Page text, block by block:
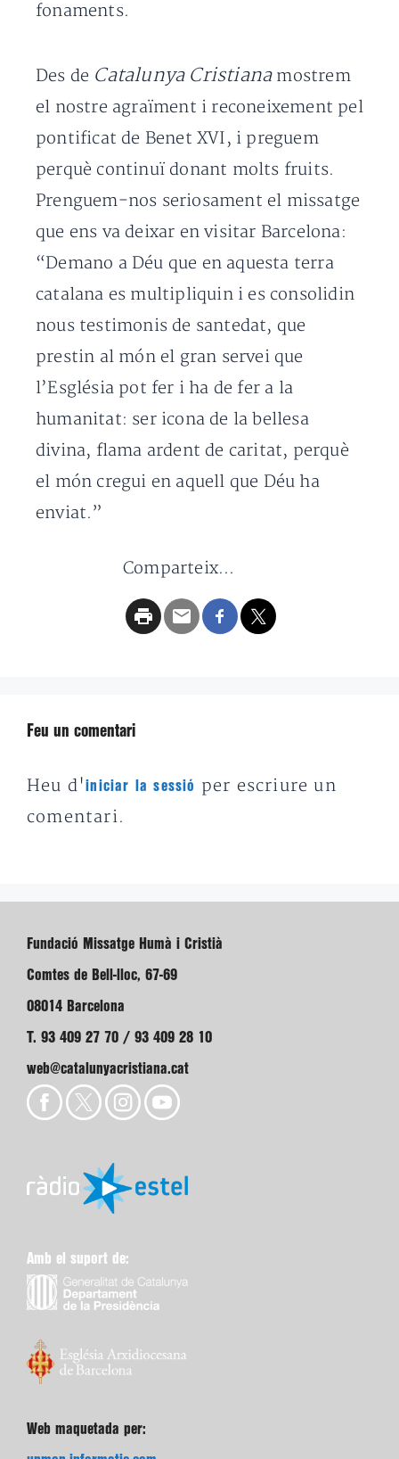
fonaments.
Des de Catalunya Cristianamostrem
el nostre agraïment i reconeixement pel
pontificat de Benet XVI, i preguem
perquè continuï donant molts fruits.
Prenguem-nos seriosament el missatge
que ens va deixar en visitar Barcelona:
“Demano a Déu que en aquesta terra
catalana es multipliquin i es consolidin
nous testimonis de santedat, que
prestin al món el gran servei que
l’Església pot fer i ha de fer a la
humanitat: ser icona de la bellesa
divina, flama ardent de caritat, perquè
el món cregui en aquell que Déu ha
enviat.”
Comparteix...
Feu un comentari
Heu d'iniciar la sessió
per escriure un
comentari.
Fundació Missatge Humà i Cristià
Comtes de Bell-lloc, 67-69
08014 Barcelona
T. 93 409 27 70 / 93 409 28 10
web@catalunyacristiana.cat
Amb el suport de:
Web maquetada per: